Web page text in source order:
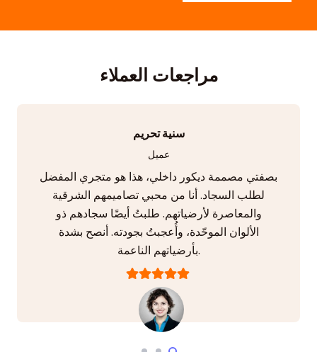
مراجعات العملاء
سنية تحريم
عميل
بصفتي مصممة ديكور داخلي، هذا هو متجري المفضل
لطلب السجاد. أنا من محبي تصاميمهم الشرقية
والمعاصرة لأرضياتهم. طلبتُ أيضًا سجادهم ذو
الألوان الموحّدة، وأُعجبتُ بجودته. أنصح بشدة
بأرضياتهم الناعمة.